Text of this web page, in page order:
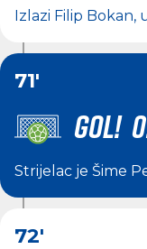
Izlazi Filip Bokan,
71'
GOL!
Strijelac je Šime
72'